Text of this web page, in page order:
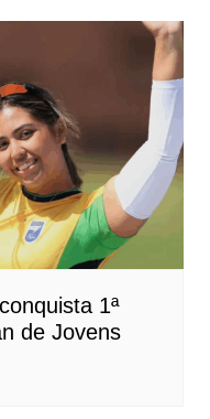
1ª
de Jovens